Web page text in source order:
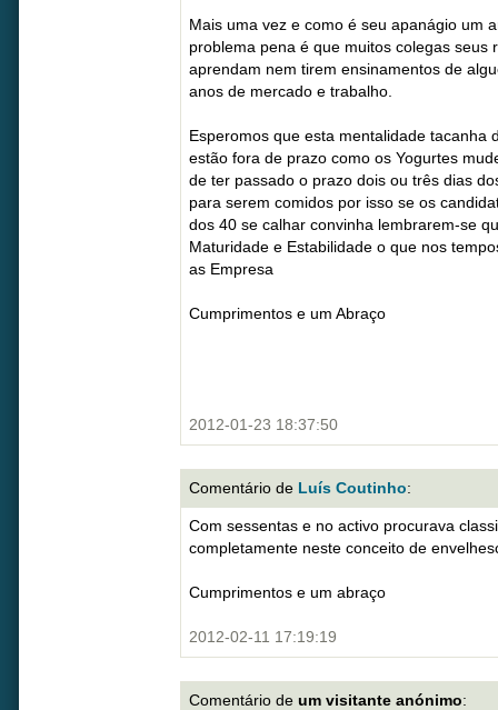
Mais uma vez e como é seu apanágio um
problema pena é que muitos colegas seus
aprendam nem tirem ensinamentos de
anos de mercado e trabalho.
Esperomos que esta mentalidade tacanha
estão fora de prazo como os Yogurtes
de ter passado o prazo dois ou três dias
para serem comidos por isso se os
dos 40 se calhar convinha lembrarem-se
Maturidade e Estabilidade o que nos
as Empresa
Cumprimentos e um Abraço
2012-01-23 18:37:50
Comentário de Luís Coutinho:
Com sessentas e no activo procurava
completamente neste conceito de
Cumprimentos e um abraço
2012-02-11 17:19:19
Comentário de um visitante anónimo: